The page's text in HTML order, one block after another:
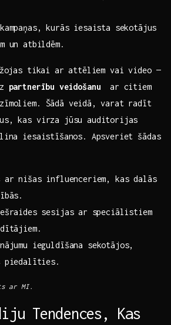
kurās ⁣iesaista sekotājus
un atbildēm.
tikai ar attēliem vai video ‌—
partnerību veidošanu ‌ ar citiem
​Šādā veidā, ⁢varat radīt
kas virza jūsu auditorijas
iesaistīšanos. Apsveriet‍ šādas
ar nišas influenceriem, kas dalās
sesijas ar⁢ speciālistiem
ieguldīšana sekotājos,
piedalīties.
ar MI.
Tendences, Kas